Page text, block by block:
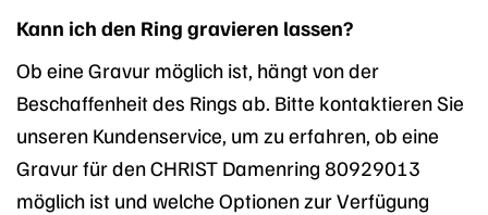
Kann ich den Ring gravieren lassen?
Ob eine Gravur möglich ist, hängt von der
Beschaffenheit des Rings ab. Bitte kontaktieren Sie
unseren Kundenservice, um zu erfahren, ob eine
Gravur für den CHRIST Damenring 80929013
möglich ist und welche Optionen zur Verfügung